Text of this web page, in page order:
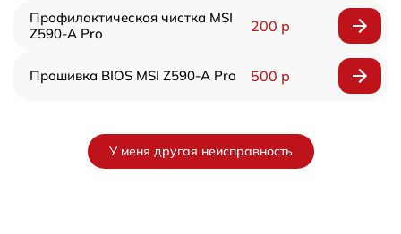
Профилактическая чистка MSI
Z590-A Pro
200 р
Прошивка BIOS MSI Z590-A Pro 500 р
У меня другая неисправность